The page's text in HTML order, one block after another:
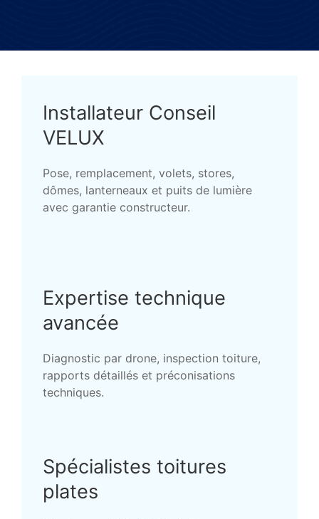
Installateur Conseil
VELUX
Pose, remplacement, volets, stores,
dômes, lanterneaux et puits de lumière
avec garantie constructeur.
Expertise technique
avancée
Diagnostic par drone, inspection toiture,
rapports détaillés et préconisations
techniques.
Spécialistes toitures
plates